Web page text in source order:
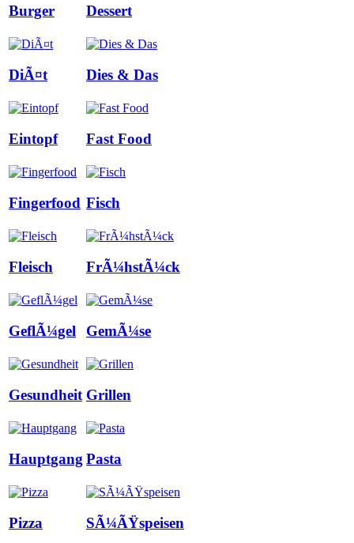
Burger Dessert
DiÃ¤t Dies & Das
Eintopf Fast Food
Fingerfood Fisch
Fleisch FrÃ¼hstÃ¼ck
GeflÃ¼gel GemÃ¼se
Gesundheit Grillen
Hauptgang Pasta
Pizza SÃ¼ÃŸspeisen